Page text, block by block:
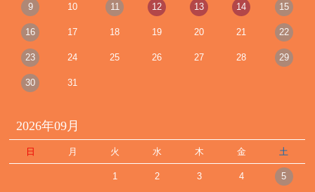
9 10 11 12 13 14 15
16 17 18 19 20 21 22
23 24 25 26 27 28 29
30 31
2026年09月
日 月 火 水 木 金 土
1 2 3 4 5